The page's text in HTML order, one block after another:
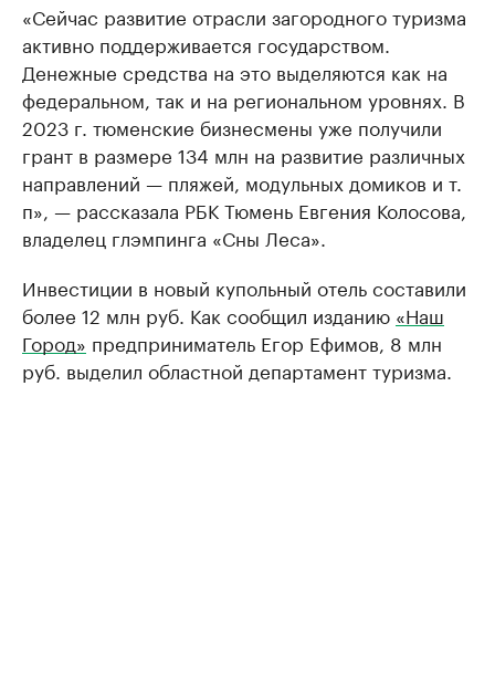
«Сейчас развитие отрасли загородного туризма
активно поддерживается государством.
Денежные средства на это выделяются как на
федеральном, так и на региональном уровнях. В
2023 г. тюменские бизнесмены уже получили
грант в размере 134 млн на развитие различных
направлений — пляжей, модульных домиков и т.
п», — рассказала РБК Тюмень Евгения Колосова,
владелец глэмпинга «Сны Леса».
Инвестиции в новый купольный отель составили
более 12 млн руб. Как сообщил изданию «Наш
Город» предприниматель Егор Ефимов, 8 млн
руб. выделил областной департамент туризма.